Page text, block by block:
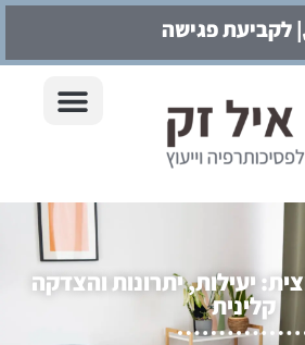
| לקביעת פגישה
יעילות, יתרונות והצדקה
קלינית